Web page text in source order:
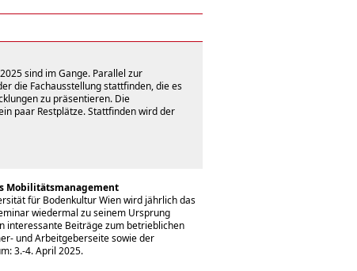
sind im Gange. Parallel zur
die Fachausstellung stattfinden, die es
zu präsentieren. Die
paar Restplätze. Stattfinden wird der
Mobilitätsmanagement
für Bodenkultur Wien wird jährlich das
wiedermal zu seinem Ursprung
interessante Beiträge zum betrieblichen
und Arbeitgeberseite sowie der
3.-4. April 2025.